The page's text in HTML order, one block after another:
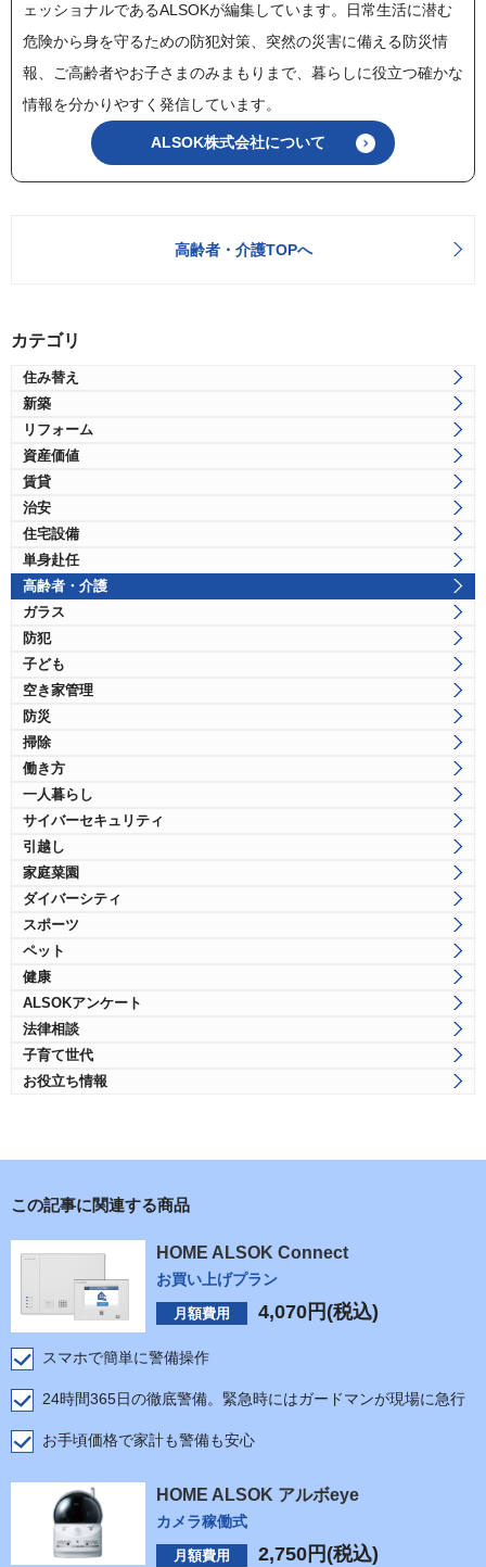
ェッショナルであるALSOKが編集しています。日常生活に潜む
危険から身を守るための防犯対策、突然の災害に備える防災情
報、ご高齢者やお子さまのみまもりまで、暮らしに役立つ確かな
情報を分かりやすく発信しています。
ALSOK株式会社について
高齢者・介護TOPへ
カテゴリ
住み替え
新築
リフォーム
資産価値
賃貸
治安
住宅設備
単身赴任
高齢者・介護
ガラス
防犯
子ども
空き家管理
防災
掃除
働き方
一人暮らし
サイバーセキュリティ
引越し
家庭菜園
ダイバーシティ
スポーツ
ペット
健康
ALSOKアンケート
法律相談
子育て世代
お役立ち情報
この記事に関連する商品
HOME ALSOK Connect
お買い上げプラン
月額費用 4,070 円(税込)
スマホで簡単に警備操作
24時間365日の徹底警備。緊急時にはガードマンが現場に急行
お手頃価格で家計も警備も安心
HOME ALSOK アルボeye
カメラ稼働式
月額費用 2,750 円(税込)